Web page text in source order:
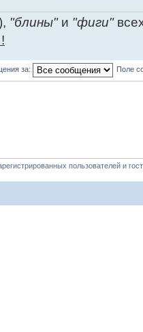
"блины"и "фиги"
за: Поле
пользователей и